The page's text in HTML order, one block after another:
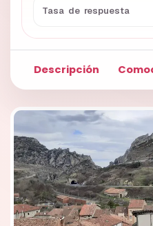
Tasa de respuesta
Descripción